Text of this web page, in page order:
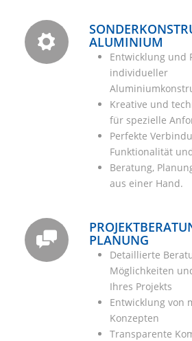
ALUMINIUM
Entwicklung und
individueller
Kreative und
für spezielle
Perfekte
Funktionalität
Beratung,
aus einer Hand.
PLANUNG
Detaillierte
Möglichkeiten
Ihres Projekts
Entwicklung von
Konzepten
Transparente